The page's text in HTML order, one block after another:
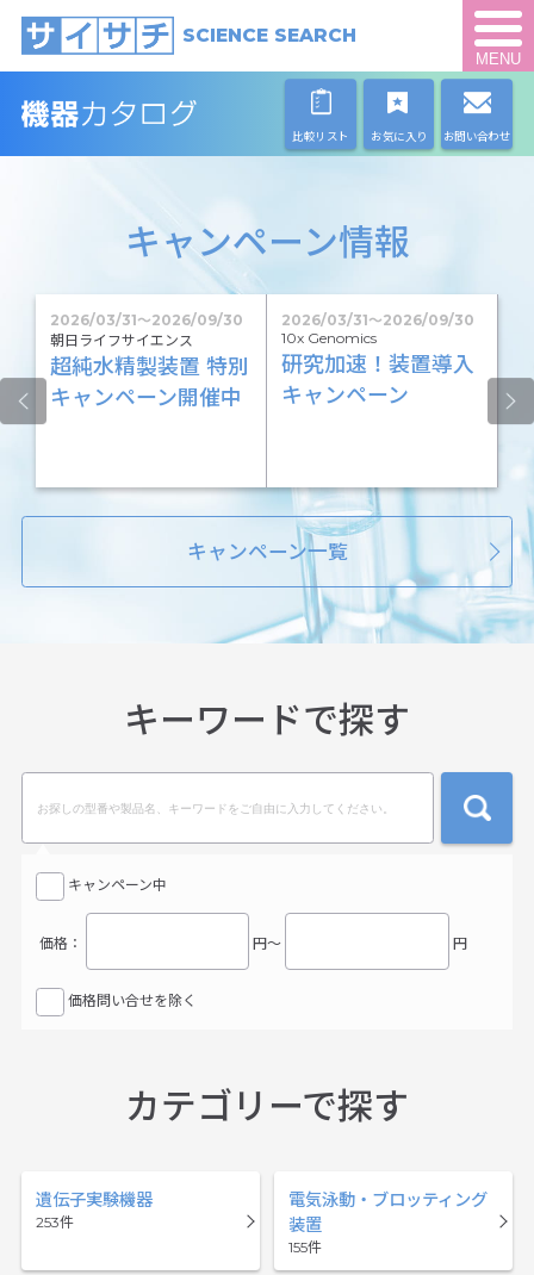
SCIENCE SEARCH
MENU
比較リスト お気に入り お問い合わせ
キャンペーン情報
2026/03/31〜2026/09/30
朝日ライフサイエンス
超純水精製装置 特別
キャンペーン開催中
2026/03/31〜2026/09/30
10x Genomics
研究加速！装置導入
キャンペーン
キャンペーン一覧
キーワードで探す
検索
キャンペーン中
価格： 円〜 円
価格問い合せを除く
カテゴリーで探す
遺伝子実験機器
253
電気泳動・ブロッティング
装置
155